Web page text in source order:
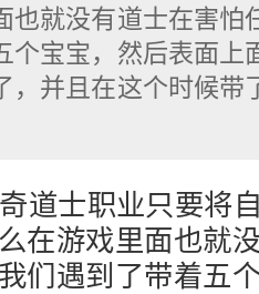
也就没有道士在害怕
个宝宝，然后表面上
，并且在这个时候带
士职业只要将
在游戏里面也就
们遇到了带着五